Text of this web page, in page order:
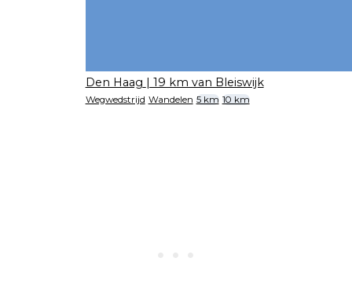
Den Haag | 19 km van Bleiswijk
Wegwedstrijd Wandelen 5 km 10 km